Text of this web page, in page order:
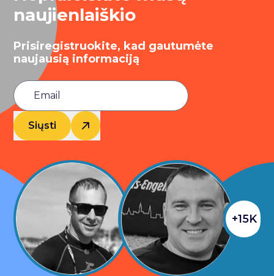
naujienlaiškio
Prisiregistruokite, kad gautumėte
naujausią informaciją
Siųsti
+15K